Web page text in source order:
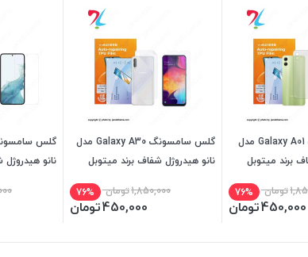
گلس سامسونگ Galaxy A01 مدل
برند میتوبل
تومان 76%
450,000تومان
گلس سامسونگ Galaxy A30 مدل
نانو هیدروژل شفاف برند میتوبل
1,850,000تومان 76%
450,000تومان
نانو